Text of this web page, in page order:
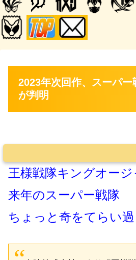
2023年次回作、スーパ
が判明
王様戦隊キングオージ
来年のスーパー戦隊
ちょっと奇をてらい